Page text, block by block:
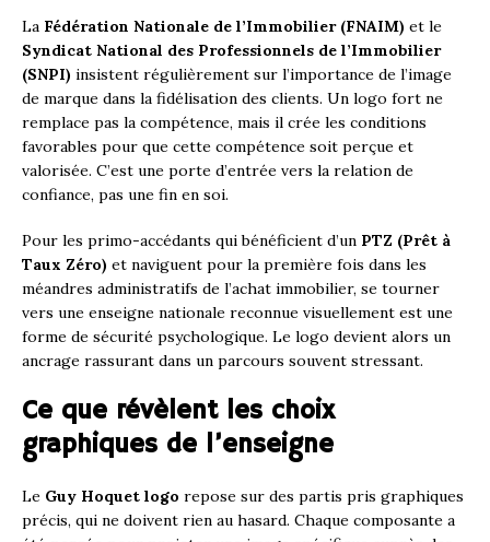
La Fédération Nationale de l’Immobilier (FNAIM) et le
Syndicat National des Professionnels de l’Immobilier
(SNPI) insistent régulièrement sur l’importance de l’image
de marque dans la fidélisation des clients. Un logo fort ne
remplace pas la compétence, mais il crée les conditions
favorables pour que cette compétence soit perçue et
valorisée. C’est une porte d’entrée vers la relation de
confiance, pas une fin en soi.
Pour les primo-accédants qui bénéficient d’un PTZ (Prêt à
Taux Zéro) et naviguent pour la première fois dans les
méandres administratifs de l’achat immobilier, se tourner
vers une enseigne nationale reconnue visuellement est une
forme de sécurité psychologique. Le logo devient alors un
ancrage rassurant dans un parcours souvent stressant.
Ce que révèlent les choix
graphiques de l’enseigne
Le Guy Hoquet logo repose sur des partis pris graphiques
précis, qui ne doivent rien au hasard. Chaque composante a